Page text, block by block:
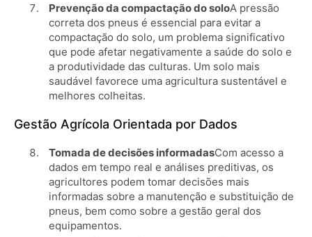
Prevenção da compactação do soloA pressão
correta dos pneus é essencial para evitar a
compactação do solo, um problema significativo
que pode afetar negativamente a saúde do solo e
a produtividade das culturas. Um solo mais
saudável favorece uma agricultura sustentável e
melhores colheitas.
Gestão Agrícola Orientada por Dados
Tomada de decisões informadasCom acesso a
dados em tempo real e análises preditivas, os
agricultores podem tomar decisões mais
informadas sobre a manutenção e substituição de
pneus, bem como sobre a gestão geral dos
equipamentos.